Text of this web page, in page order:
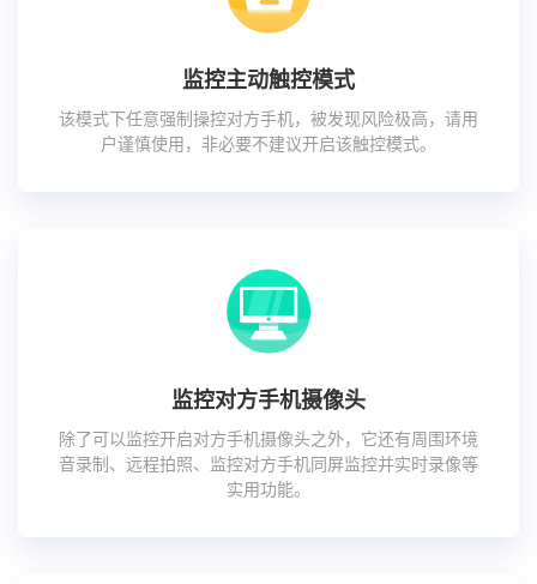
监控主动触控模式
该模式下任意强制操控对方手机，被发现风险极高，请用
户谨慎使用，非必要不建议开启该触控模式。
监控对方手机摄像头
除了可以监控开启对方手机摄像头之外，它还有周围环境
音录制、远程拍照、监控对方手机同屏监控并实时录像等
实用功能。